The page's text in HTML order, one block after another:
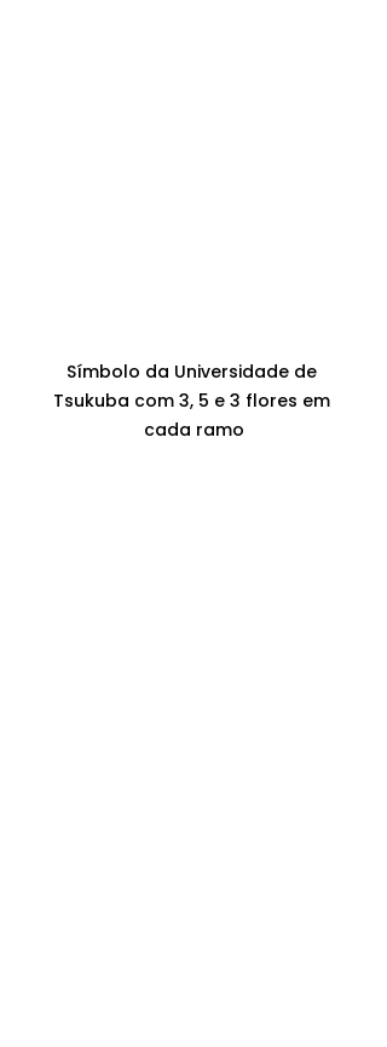
Símbolo da Universidade de
Tsukuba com 3, 5 e 3 flores em
cada ramo